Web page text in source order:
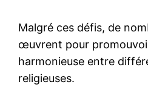
Malgré ces défis, de
œuvrent pour
harmonieuse entre
religieuses.